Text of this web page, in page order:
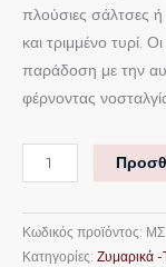
πλούσιες σάλτσες
και τριμμένο τυρί.
παράδοση με την
φέρνοντας
Κωδικός προϊόντος:
Κατηγορίες: Ζυμαρικά